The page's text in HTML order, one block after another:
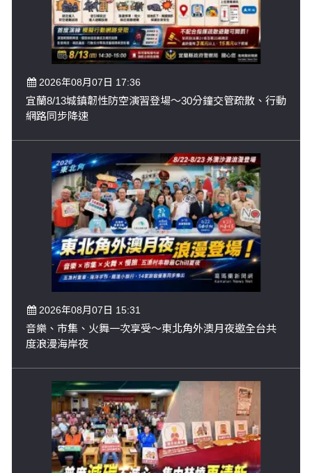
2026年08月07日 17:36
宜蘭8/13城鎮韌性防空演習登場～30分鐘交管疏散、行動
網路同步降速
2026年08月07日 15:31
音樂、市集、火舞一次享受～東北角外澳月夜邀全台共
度浪漫海岸夜